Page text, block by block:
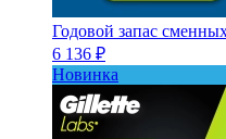
Годовой запас
6 136 ₽
Новинка